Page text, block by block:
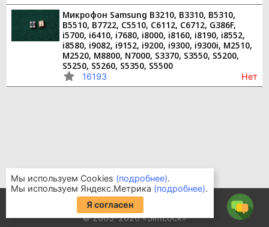
Микрофон Samsung B3210, B3310, B5310,
B5510, B7722, С5510, С6112, С6712, G386F,
i5700, i6410, i7680, i8000, i8160, i8190, i8552,
i8580, i9082, i9152, i9200, i9300, i9300i, M2510,
M2520, M8800, N7000, S3370, S3550, S5200,
S5250, S5260, S5350, S5500
16193 Нет
Информация для покупателей
Часто задаваемые вопросы
© 2003-2026 «SimLock»
Мы используем Cookies (подробнее).
Мы используем Яндекс.Метрика (подробнее).
Я согласен